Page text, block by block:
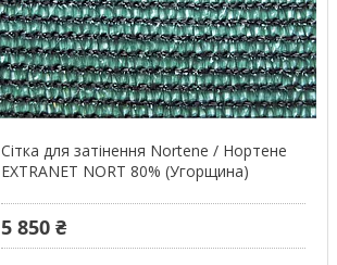
Сітка для затінення Nortene / Нортене
EXTRANET NORT 80% (Угорщина)
5 850 ₴